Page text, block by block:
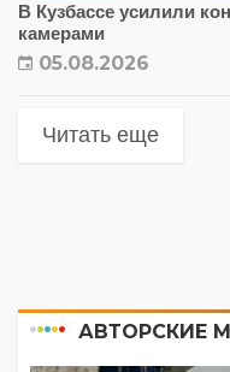
В Кузбассе усилили
камерами
05.08.2026
Читать еще
АВТОРСКИЕ